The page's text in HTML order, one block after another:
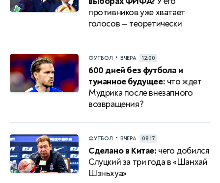
противников уже хватает
голосов — теоретически
ФУТБОЛ • ВЧЕРА 12:00
600 дней без футбола и
туманное будущее: что ждет
Мудрика после внезапного
возвращения?
ФУТБОЛ • ВЧЕРА 08:17
Сделано в Китае: чего добился
Слуцкий за три года в «Шанхай
Шэньхуа»